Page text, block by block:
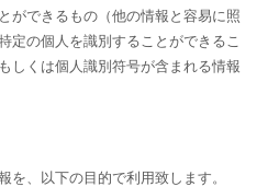
ができるもの（他の情報と容易に照
定の個人を識別することができるこ
しくは個人識別符号が含まれる情報
を、以下の目的で利用致します。